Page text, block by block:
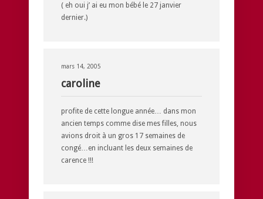
( eh oui j’ ai eu mon bébé le 27 janvier
dernier.)
mars 14, 2005
caroline
profite de cette longue année… dans mon
ancien temps comme dise mes filles, nous
avions droit à un gros 17 semaines de
congé…en incluant les deux semaines de
carence !!!